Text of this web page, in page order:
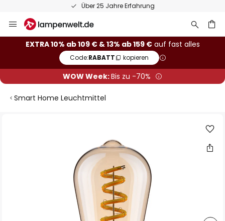
Über 25 Jahre Erfahrung
Inhalt
springen
EXTRA 10% ab 109 € & 13% ab 159 €auf fast alles
Code:RABATT kopieren
WOW Week:Bis zu -70%
Smart Home Leuchtmittel